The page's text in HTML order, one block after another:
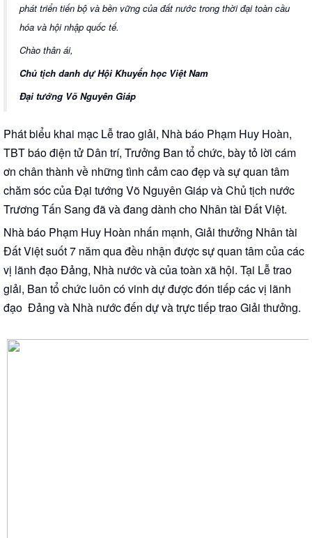
phát triển tiến bộ và bền vững của đất nước trong thời đại toàn cầu
hóa và hội nhập quốc tế.
Chào thân ái,
Chủ tịch danh dự Hội Khuyến học Việt Nam
Đại tướng Võ Nguyên Giáp
Phát biểu khai mạc Lễ trao giải, Nhà báo Phạm Huy Hoàn,
TBT báo điện tử Dân trí, Trưởng Ban tổ chức, bày tỏ lời cám
ơn chân thành về những tình cảm cao đẹp và sự quan tâm
chăm sóc của Đại tướng Võ Nguyên Giáp và Chủ tịch nước
Trương Tấn Sang đã và đang dành cho Nhân tài Đất Việt.
Nhà báo Phạm Huy Hoàn nhấn mạnh, Giải thưởng Nhân tài
Đất Việt suốt 7 năm qua đều nhận được sự quan tâm của các
vị lãnh đạo Đảng, Nhà nước và của toàn xã hội. Tại Lễ trao
giải, Ban tổ chức luôn có vinh dự được đón tiếp các vị lãnh
đạo Đảng và Nhà nước đến dự và trực tiếp trao Giải thưởng.